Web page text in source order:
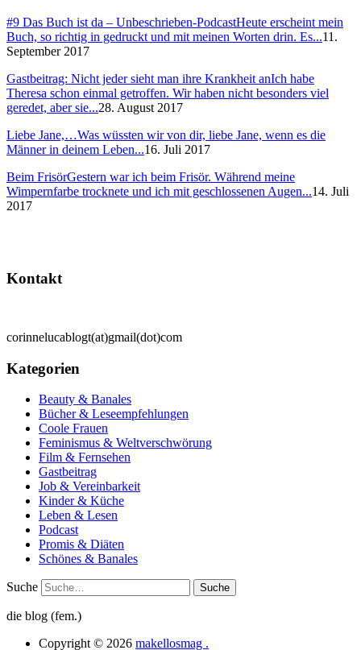
#9 Das Buch ist da – Unbeschrieben-PodcastHeute erscheint mein
Buch, so richtig in gedruckt und mit meinen Worten drin. Es...11.
September 2017
Gastbeitrag: Nicht jeder sieht man ihre Krankheit anIch habe
Theresa schon einmal getroffen. Wir haben nicht besonders viel
geredet, aber sie...28. August 2017
Liebe Jane,…Was wüssten wir von dir, liebe Jane, wenn es die
Männer in deinem Leben...16. Juli 2017
Beim FrisörGestern war ich beim Frisör. Während meine
Wimpernfarbe trocknete und ich mit geschlossenen Augen...14. Juli
2017
Kontakt
corinnelucablogt(at)gmail(dot)com
Kategorien
Beauty & Banales
Bücher & Leseempfehlungen
Coole Frauen
Feminismus & Weltverschwörung
Film & Fernsehen
Gastbeitrag
Job & Vereinbarkeit
Kinder & Küche
Leben & Lesen
Podcast
Promis & Diäten
Schönes & Banales
Suche
die blog (fem.)
Copyright © 2026 makellosmag .